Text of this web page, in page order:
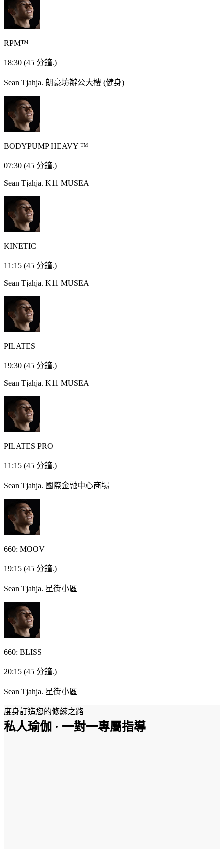
RPM™
18:30 (45 分鐘.)
Sean Tjahja. 朗豪坊辦公大樓 (健身)
BODYPUMP HEAVY ™
07:30 (45 分鐘.)
Sean Tjahja. K11 MUSEA
KINETIC
11:15 (45 分鐘.)
Sean Tjahja. K11 MUSEA
PILATES
19:30 (45 分鐘.)
Sean Tjahja. K11 MUSEA
PILATES PRO
11:15 (45 分鐘.)
Sean Tjahja. 國際金融中心商場
660: MOOV
19:15 (45 分鐘.)
Sean Tjahja. 星街小區
660: BLISS
20:15 (45 分鐘.)
Sean Tjahja. 星街小區
度身訂造您的修練之路
私人瑜伽 · 一對一專屬指導